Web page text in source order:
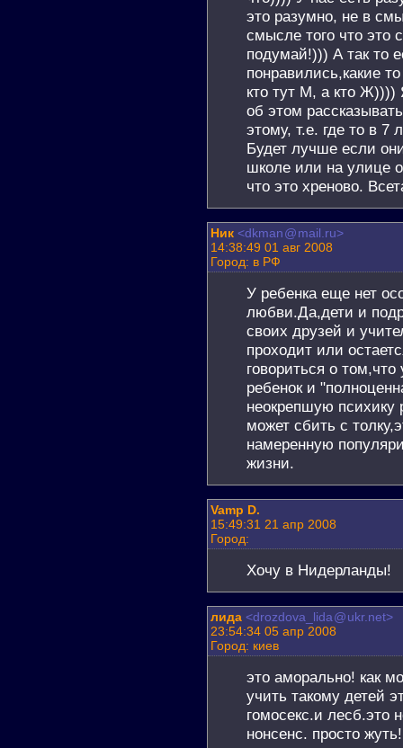
это разумно, не в
смысле того что это
подумай!))) А так то
понравились,какие
кто тут М, а кто Ж))))
об этом
этому, т.е. где то в 7
Будет лучше если
школе или на улице
что это хреново.
Ник <dkman@mail.ru>
14:38:49 01 авг 2008
Город: в РФ
У ребенка еще нет
любви.Да,дети и
своих друзей и
проходит или
говориться о
ребенок и
неокрепшую психику
может сбить с
намеренную
жизни.
Vamp D.
15:49:31 21 апр 2008
Город:
Хочу в Нидерланды!
лида <drozdova_lida@ukr.net>
23:54:34 05 апр 2008
Город: киев
это аморально! как
учить такому детей
гомосекс.и лесб.это
нонсенс. просто